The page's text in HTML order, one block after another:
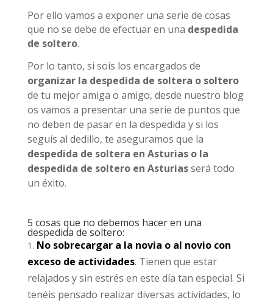
Por ello vamos a exponer una serie de cosas
que no se debe de efectuar en una despedida
de soltero.
Por lo tanto, si sois los encargados de
organizar la despedida de soltera o soltero
de tu mejor amiga o amigo, desde nuestro blog
os vamos a presentar una serie de puntos que
no deben de pasar en la despedida y si los
seguís al dedillo, te aseguramos que la
despedida de soltera en Asturias o la
despedida de soltero en Asturiasserá todo
un éxito.
5 cosas que no debemos hacer en una
despedida de soltero:
No sobrecargar a la novia o al novio con
exceso de actividades. Tienen que estar
relajados y sin estrés en este día tan especial. Si
tenéis pensado realizar diversas actividades, lo